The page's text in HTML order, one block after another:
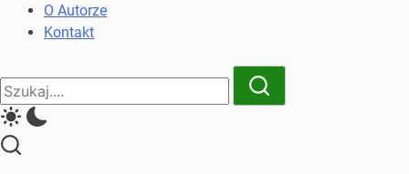
O Autorze
Kontakt
Close
Search
Search